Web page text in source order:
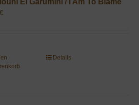
€
Details